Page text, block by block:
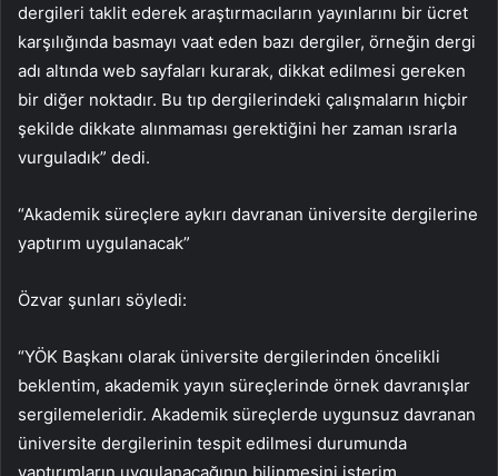
dergileri taklit ederek araştırmacıların yayınlarını bir ücret
karşılığında basmayı vaat eden bazı dergiler, örneğin dergi
adı altında web sayfaları kurarak, dikkat edilmesi gereken
bir diğer noktadır. Bu tıp dergilerindeki çalışmaların hiçbir
şekilde dikkate alınmaması gerektiğini her zaman ısrarla
vurguladık” dedi.
“Akademik süreçlere aykırı davranan üniversite dergilerine
yaptırım uygulanacak”
Özvar şunları söyledi:
“YÖK Başkanı olarak üniversite dergilerinden öncelikli
beklentim, akademik yayın süreçlerinde örnek davranışlar
sergilemeleridir. Akademik süreçlerde uygunsuz davranan
üniversite dergilerinin tespit edilmesi durumunda
yaptırımların uygulanacağının bilinmesini isterim.